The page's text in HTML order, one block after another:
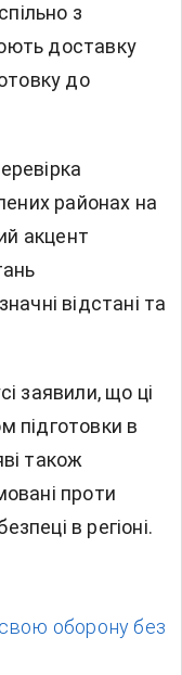
з
доставку
до
районах на
акцент
відстані та
заявили, що ці
підготовки в
також
проти
в регіоні.
оборону без